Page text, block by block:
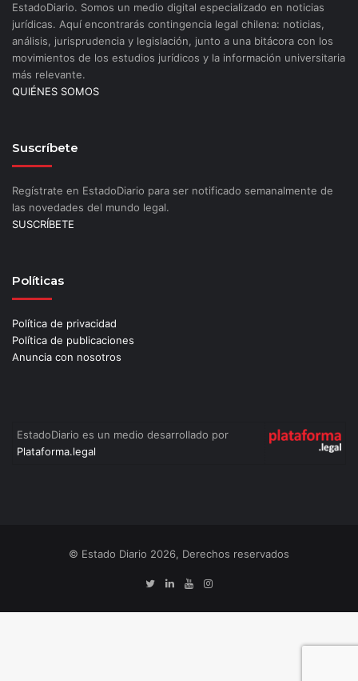
EstadoDiario. Somos un medio digital especializado en noticias
jurídicas. Aquí encontrarás contingencia legal chilena: noticias,
análisis, jurisprudencia y legislación, junto a una bitácora con los
movimientos de los estudios jurídicos y la información universitaria
más relevante.
QUIÉNES SOMOS
Suscríbete
Regístrate en EstadoDiario para ser notificado semanalmente de
las novedades del mundo legal.
SUSCRÍBETE
Políticas
Política de privacidad
Política de publicaciones
Anuncia con nosotros
EstadoDiario es un medio desarrollado por
Plataforma.legal
© Estado Diario 2026, Derechos reservados